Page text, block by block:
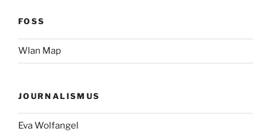
FOSS
Wlan Map
JOURNALISMUS
Eva Wolfangel